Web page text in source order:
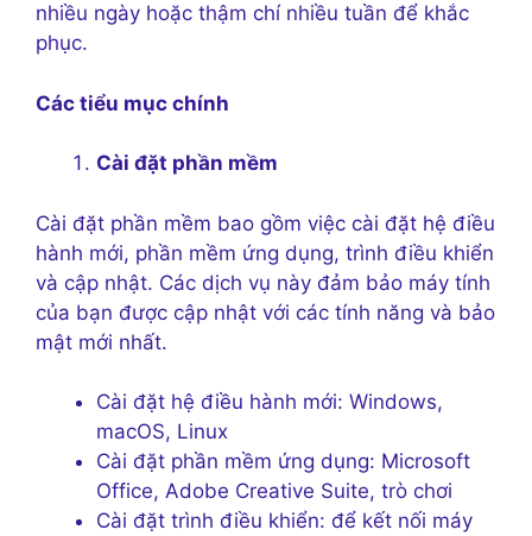
nhiều ngày hoặc thậm chí nhiều tuần để khắc
phục.
Các tiểu mục chính
Cài đặt phần mềm
Cài đặt phần mềm bao gồm việc cài đặt hệ điều
hành mới, phần mềm ứng dụng, trình điều khiển
và cập nhật. Các dịch vụ này đảm bảo máy tính
của bạn được cập nhật với các tính năng và bảo
mật mới nhất.
Cài đặt hệ điều hành mới: Windows,
macOS, Linux
Cài đặt phần mềm ứng dụng: Microsoft
Office, Adobe Creative Suite, trò chơi
Cài đặt trình điều khiển: để kết nối máy